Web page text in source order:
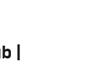
|